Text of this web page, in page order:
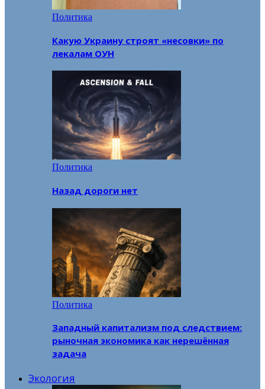
Политика
Какую Украину строят «несовки» по
лекалам ОУН
Политика
Назад дороги нет
Политика
Западный капитализм под следствием:
рыночная экономика как нерешённая
задача
Экология